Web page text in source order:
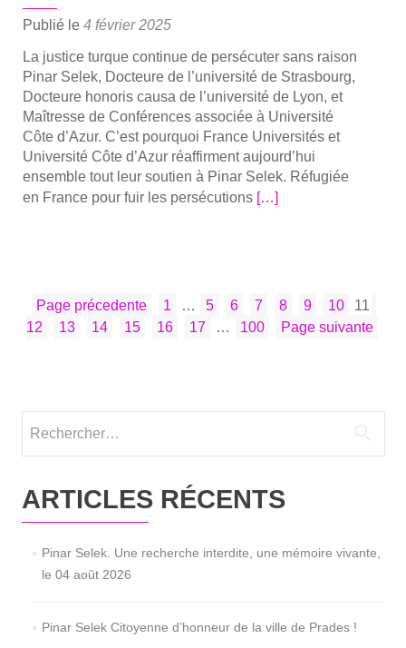
à
Pinar
Selek.
Compte-
ren­
du
Publié le 4 février 2025
La jus­tice turque conti­nue de per­sé­cu­ter sans rai­son
Pinar Selek, Doc­teure de l’université de Stras­bourg,
Doc­teure hono­ris cau­sa de l’université de Lyon, et
Maî­tresse de Confé­rences asso­ciée à Uni­ver­si­té
Côte d’Azur. C’est pour­quoi France Uni­ver­si­tés et
Uni­ver­si­té Côte d’Azur réaf­firment aujourd’hui
ensemble tout leur sou­tien à Pinar Selek. Réfu­giée
en France pour fuir les per­sé­cu­tions En
tien
à
l’occasion
pro­
qui
quie
[…]
PAGINATION
DES
Page précedente Page
1 … Page
5 Page
6 Page
7 Page
8 Page
9 Page
10 Page
11
12
Page
13 Page
14 Page
15 Page
16 Page
17 … Page
100 Page suivante
ARTICLES RÉCENTS
Pinar Selek. Une recherche interdite, une mémoire vivante,
le 04 août 2026
Pinar Selek Citoyenne d’honneur de la ville de Prades !